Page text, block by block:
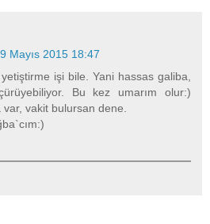
Mayıs 2015 18:47
işi bile. Yani hassas galiba,
Bu kez umarım olur:)
vakit bulursan dene.